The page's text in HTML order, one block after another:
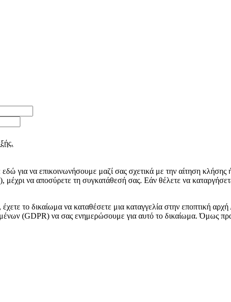
για να επικοινωνήσουμε μαζί σας σχετικά με την αίτηση
να αποσύρετε τη συγκατάθεσή σας. Εάν θέλετε να
έχετε το δικαίωμα να καταθέσετε μια καταγγελία στην εποπτική
(GDPR) να σας ενημερώσουμε για αυτό το δικαίωμα. Όμως